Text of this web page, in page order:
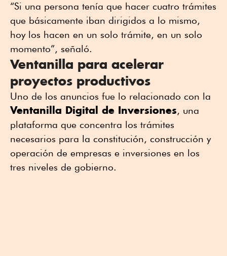
“Si una persona tenía que hacer cuatro trámites
que básicamente iban dirigidos a lo mismo,
hoy los hacen en un solo trámite, en un solo
momento”, señaló.
Ventanilla para acelerar
proyectos productivos
Uno de los anuncios fue lo relacionado con la
Ventanilla Digital de Inversiones, una
plataforma que concentra los trámites
necesarios para la constitución, construcción y
operación de empresas e inversiones en los
tres niveles de gobierno.